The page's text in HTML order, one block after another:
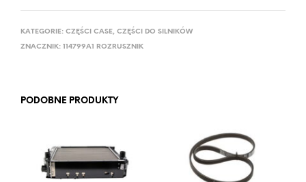
KATEGORIE: CZĘŚCI CASE, CZĘŚCI DO SILNIKÓW
ZNACZNIK: 114799A1 ROZRUSZNIK
PODOBNE PRODUKTY